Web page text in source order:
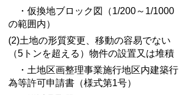
・仮換地ブロック図（1/200～1/1000
の範囲内）
(2)土地の形質変更、移動の容易でない
（5トンを超える）物件の設置又は堆積
・土地区画整理事業施行地区内建築行
為等許可申請書（様式第1号）